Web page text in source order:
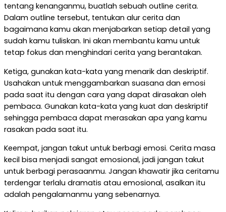
tentang kenanganmu, buatlah sebuah outline cerita.
Dalam outline tersebut, tentukan alur cerita dan
bagaimana kamu akan menjabarkan setiap detail yang
sudah kamu tuliskan. Ini akan membantu kamu untuk
tetap fokus dan menghindari cerita yang berantakan.
Ketiga, gunakan kata-kata yang menarik dan deskriptif.
Usahakan untuk menggambarkan suasana dan emosi
pada saat itu dengan cara yang dapat dirasakan oleh
pembaca. Gunakan kata-kata yang kuat dan deskriptif
sehingga pembaca dapat merasakan apa yang kamu
rasakan pada saat itu.
Keempat, jangan takut untuk berbagi emosi. Cerita masa
kecil bisa menjadi sangat emosional, jadi jangan takut
untuk berbagi perasaanmu. Jangan khawatir jika ceritamu
terdengar terlalu dramatis atau emosional, asalkan itu
adalah pengalamanmu yang sebenarnya.